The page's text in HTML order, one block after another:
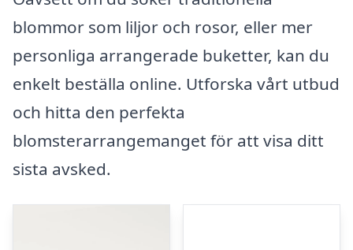
blommor som liljor och rosor, eller mer
personliga arrangerade buketter, kan du
enkelt beställa online. Utforska vårt utbud
och hitta den perfekta
blomsterarrangemanget för att visa ditt
sista avsked.